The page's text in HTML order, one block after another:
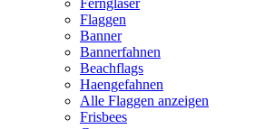
Ferngläser
Flaggen
Banner
Bannerfahnen
Beachflags
Haengefahnen
Alle Flaggen anzeigen
Frisbees